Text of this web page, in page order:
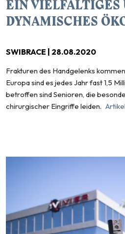
EIN VIELFÄLTIGES
DYNAMISCHES
SWIBRACE | 28.08.2020
Frakturen des Handgelenks
Europa sind es jedes Jahr fast 1,5
betroffen sind Senioren, die
chirurgischer Eingriffe leiden.